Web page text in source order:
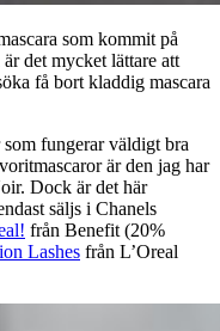
som kommit på
det mycket lättare att
få bort kladdig mascara
fungerar väldigt bra
är den jag har
Dock är det här
säljs i Chanels
från Benefit (20%
Lashes från L’Oreal